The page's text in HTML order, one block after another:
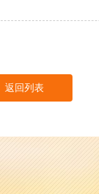
返回列表